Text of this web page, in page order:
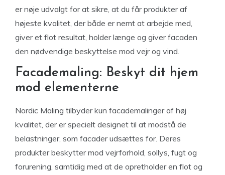
er nøje udvalgt for at sikre, at du får produkter af
højeste kvalitet, der både er nemt at arbejde med,
giver et flot resultat, holder længe og giver facaden
den nødvendige beskyttelse mod vejr og vind.
Facademaling: Beskyt dit hjem
mod elementerne
Nordic Maling tilbyder kun facademalinger af høj
kvalitet, der er specielt designet til at modstå de
belastninger, som facader udsættes for. Deres
produkter beskytter mod vejrforhold, sollys, fugt og
forurening, samtidig med at de opretholder en flot og